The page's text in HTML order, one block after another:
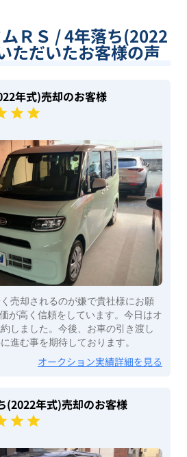
ＲＳ / 4年落ち(2022
ただいたお客様の声
年式)売却のお客様
売却されるのが嫌で貴社様にお願
が高く信頼をしています。今日はオ
しました。今後、お車の引き渡し
進む事を期待しております。
オークション実績詳細を見る
(2022年式)売却のお客様